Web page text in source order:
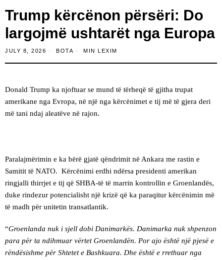
Trump kërcënon përsëri: Do
largojmë ushtarët nga Europa
JULY 8, 2026 BOTA MIN LEXIM
Donald Trump ka njoftuar se mund të tërheqë të gjitha trupat
amerikane nga Evropa, në një nga kërcënimet e tij më të gjera deri
më tani ndaj aleatëve në rajon.
Paralajmërimin e ka bërë gjatë qëndrimit në Ankara me rastin e
Samitit të NATO. Kërcënimi erdhi ndërsa presidenti amerikan
ringjalli thirrjet e tij që SHBA-të të marrin kontrollin e Groenlandës,
duke rindezur potencialisht një krizë që ka paraqitur kërcënimin më
të madh për unitetin transatlantik.
“Groenlanda nuk i sjell dobi Danimarkës. Danimarka nuk shpenzon
para për ta ndihmuar vërtet Groenlandën. Por ajo është një pjesë e
rëndësishme për Shtetet e Bashkuara. Dhe është e rrethuar nga